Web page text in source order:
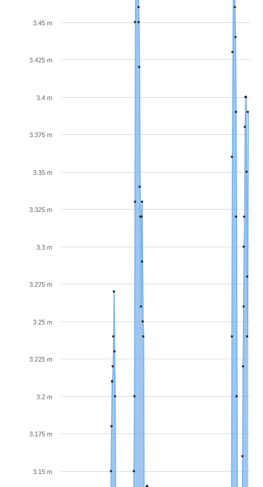
3.15 m
3.175 m
3.2 m
3.225 m
3.25 m
3.275 m
3.3 m
3.325 m
3.35 m
3.375 m
3.4 m
3.425 m
3.45 m